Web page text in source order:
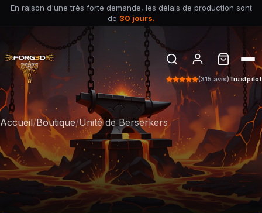
En raison d'une très forte demande, les délais de production sont
de 30 jours.
(315 avis)Trustpilot
Accueil/Boutique/Unité de Berserkers